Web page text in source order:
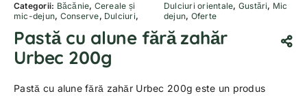
Categorii: Băcănie, Cereale și
mic-dejun, Conserve, Dulciuri,
Dulciuri orientale, Gustări, Mic
dejun, Oferte
Pastă cu alune fără zahăr
Urbec 200g
Pastă cu alune fără zahăr Urbec 200g este un produs